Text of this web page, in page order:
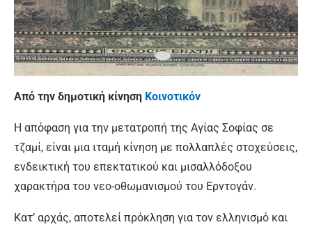
Από την δημοτική κίνηση Κοινοτικόν
Η απόφαση για την μετατροπή της Αγίας Σοφίας σε
τζαμί, είναι μια ιταμή κίνηση με πολλαπλές στοχεύσεις,
ενδεικτική του επεκτατικού και μισαλλόδοξου
χαρακτήρα του νεο-οθωμανισμού του Ερντογάν.
Κατ’ αρχάς, αποτελεί πρόκληση για τον ελληνισμό και